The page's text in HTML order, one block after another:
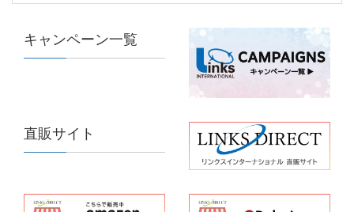
キャンペーン一覧
直販サイト